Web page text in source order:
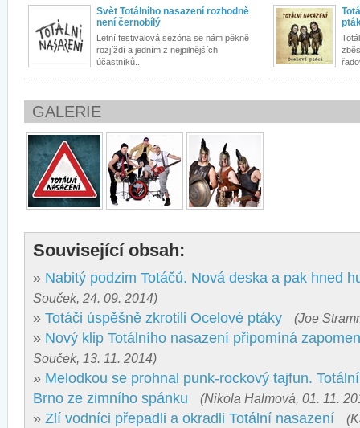
Svět Totálního nasazení rozhodně
není černobílý
Letní festivalová sezóna se nám pěkně
rozjíždí a jedním z nejpilnějších
účastníků...
GALERIE
Související obsah:
» Nabitý podzim Totáčů. Nová deska a pak hned
Souček, 24. 09. 2014)
» Totáči úspěšně zkrotili Ocelové ptáky (Joe
» Nový klip Totálního nasazení připomíná
Souček, 13. 11. 2014)
» Melodkou se prohnal punk-rockový tajfun.
Brno ze zimního spánku
(Nikola Halmová, 01. 11.
» Zlí vodníci přepadli a okradli Totální nasazení